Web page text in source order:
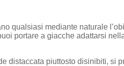
qualsiasi mediante naturale
portare a giacche adattarsi
distaccata piuttosto disinibiti, si